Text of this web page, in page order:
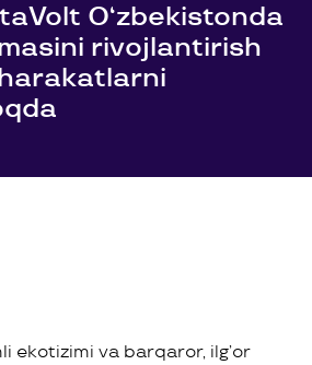
O‘zbekistonda
rivojlantirish
ekotizimi va barqaror, ilg’or